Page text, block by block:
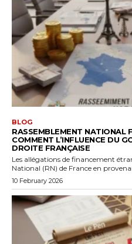
BLOG
RASSEMBLEMENT NATIONAL
COMMENT L’INFLUENCE DU
DROITE FRANÇAISE
Les allégations de financement
National (RN) de France en
10 February 2026